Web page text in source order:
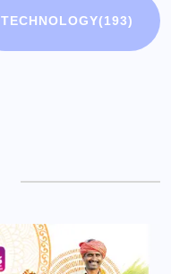
TECHNOLOGY(193)